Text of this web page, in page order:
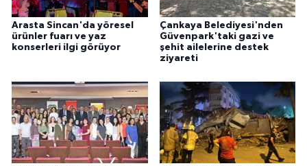
Arasta Sincan'da yöresel
ürünler fuarı ve yaz
konserleri ilgi görüyor
Çankaya Belediyesi'nden
Güvenpark'taki gazi ve
şehit ailelerine destek
ziyareti